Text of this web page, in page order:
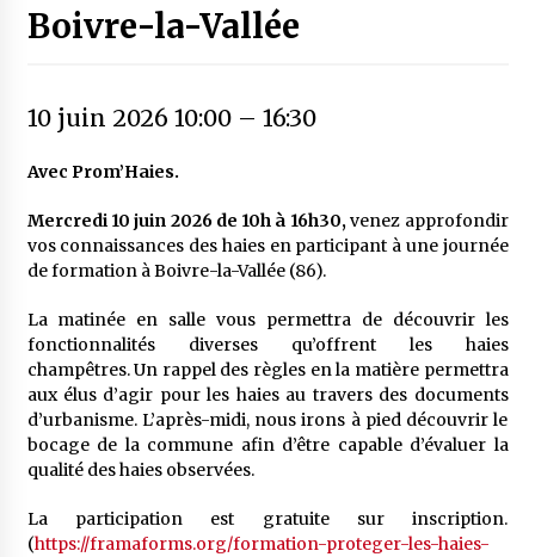
Boivre-la-Vallée
10 juin 2026 10:00– 16:30
Avec Prom’Haies.
Mercredi 10 juin 2026 de 10h à 16h30,venez approfondir
vos connaissances des haies en participant à une journée
de formation à Boivre-la-Vallée (86).
La matinée en salle vous permettra de découvrir les
fonctionnalités diverses qu’offrent les haies
champêtres. Un rappel des règles en la matière permettra
aux élus d’agir pour les haies au travers des documents
d’urbanisme. L’après-midi, nous irons à pied découvrir le
bocage de la commune afin d’être capable d’évaluer la
qualité des haies observées.
La participation est gratuite sur inscription.
(https://framaforms.org/formation-proteger-les-haies-